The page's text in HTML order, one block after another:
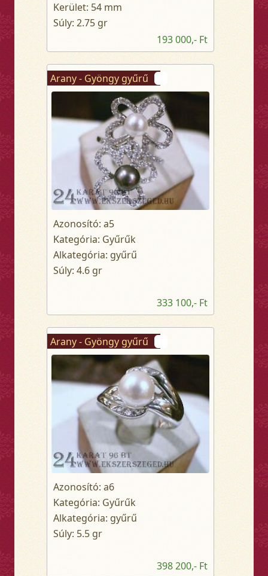
Kerület: 54 mm
Súly: 2.75 gr
193 000,- Ft
Arany - Gyöngy gyűrű
Azonosító: a5
Kategória: Gyűrűk
Alkategória: gyűrű
Súly: 4.6 gr
333 100,- Ft
Arany - Gyöngy gyűrű
Azonosító: a6
Kategória: Gyűrűk
Alkategória: gyűrű
Súly: 5.5 gr
398 200,- Ft